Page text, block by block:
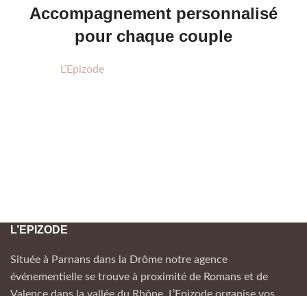
Accompagnement personnalisé
pour chaque couple
L’Epizode
L’EPIZODE
Située à Parnans dans la Drôme notre agence
événementielle se trouve à proximité de Romans et de
Valence dans la vallée du Rhône. L’Epizode organise vos